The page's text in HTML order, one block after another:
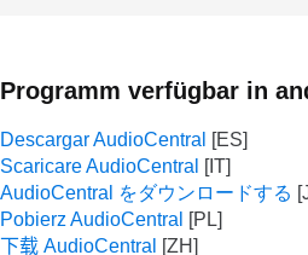
Programm verfügbar in
Descargar AudioCentral
Scaricare AudioCentral
AudioCentral をダウンロードする
Pobierz AudioCentral
下载 AudioCentral